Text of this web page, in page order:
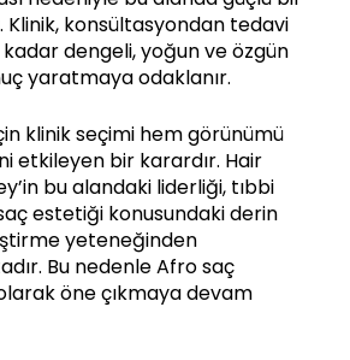
Klinik, konsültasyondan tedavi
kadar dengeli, yoğun ve özgün
yaratmaya odaklanır.
klinik seçimi hem görünümü
etkileyen bir karardır. Hair
bu alandaki liderliği, tıbbi
estetiği konusundaki derin
yeteneğinden
Bu nedenle Afro saç
öne çıkmaya devam